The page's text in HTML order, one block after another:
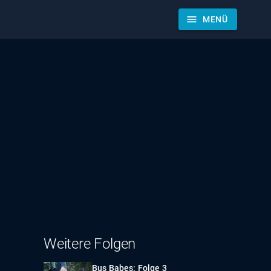
menu MENÜ
Weitere Folgen
Bus Babes: Folge 3